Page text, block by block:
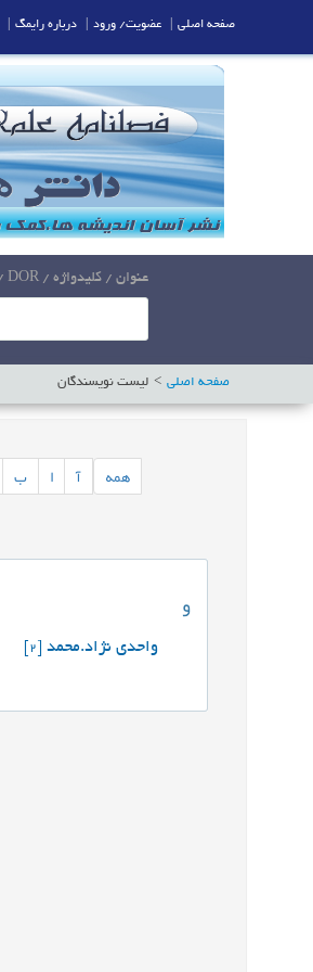
عنوان / کلیدواژه / DOI / DOR
صفحه اصلی لیست نویسندگان
همه آ ا ب
و
واحدی نژاد.محمد
صفحه اصلی عضویت/ ورود درباره رایمگ